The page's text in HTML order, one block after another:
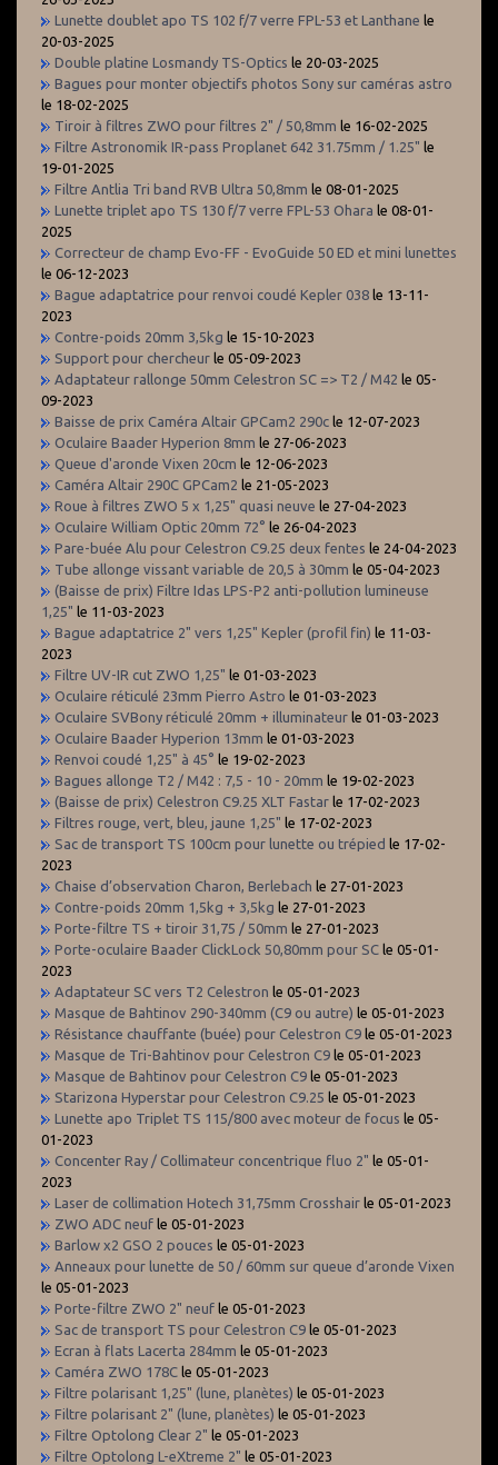
Lunette doublet apo TS 102 f/7 verre FPL-53 et Lanthane le
20-03-2025
Double platine Losmandy TS-Optics le 20-03-2025
Bagues pour monter objectifs photos Sony sur caméras astro
le 18-02-2025
Tiroir à filtres ZWO pour filtres 2" / 50,8mm le 16-02-2025
Filtre Astronomik IR-pass Proplanet 642 31.75mm / 1.25" le
19-01-2025
Filtre Antlia Tri band RVB Ultra 50,8mm le 08-01-2025
Lunette triplet apo TS 130 f/7 verre FPL-53 Ohara le 08-01-
2025
Correcteur de champ Evo-FF - EvoGuide 50 ED et mini lunettes
le 06-12-2023
Bague adaptatrice pour renvoi coudé Kepler 038 le 13-11-
2023
Contre-poids 20mm 3,5kg le 15-10-2023
Support pour chercheur le 05-09-2023
Adaptateur rallonge 50mm Celestron SC => T2 / M42 le 05-
09-2023
Baisse de prix Caméra Altair GPCam2 290c le 12-07-2023
Oculaire Baader Hyperion 8mm le 27-06-2023
Queue d'aronde Vixen 20cm le 12-06-2023
Caméra Altair 290C GPCam2 le 21-05-2023
Roue à filtres ZWO 5 x 1,25" quasi neuve le 27-04-2023
Oculaire William Optic 20mm 72° le 26-04-2023
Pare-buée Alu pour Celestron C9.25 deux fentes le 24-04-2023
Tube allonge vissant variable de 20,5 à 30mm le 05-04-2023
(Baisse de prix) Filtre Idas LPS-P2 anti-pollution lumineuse
1,25" le 11-03-2023
Bague adaptatrice 2" vers 1,25" Kepler (profil fin) le 11-03-
2023
Filtre UV-IR cut ZWO 1,25" le 01-03-2023
Oculaire réticulé 23mm Pierro Astro le 01-03-2023
Oculaire SVBony réticulé 20mm + illuminateur le 01-03-2023
Oculaire Baader Hyperion 13mm le 01-03-2023
Renvoi coudé 1,25" à 45° le 19-02-2023
Bagues allonge T2 / M42 : 7,5 - 10 - 20mm le 19-02-2023
(Baisse de prix) Celestron C9.25 XLT Fastar le 17-02-2023
Filtres rouge, vert, bleu, jaune 1,25" le 17-02-2023
Sac de transport TS 100cm pour lunette ou trépied le 17-02-
2023
Chaise d’observation Charon, Berlebach le 27-01-2023
Contre-poids 20mm 1,5kg + 3,5kg le 27-01-2023
Porte-filtre TS + tiroir 31,75 / 50mm le 27-01-2023
Porte-oculaire Baader ClickLock 50,80mm pour SC le 05-01-
2023
Adaptateur SC vers T2 Celestron le 05-01-2023
Masque de Bahtinov 290-340mm (C9 ou autre) le 05-01-2023
Résistance chauffante (buée) pour Celestron C9 le 05-01-2023
Masque de Tri-Bahtinov pour Celestron C9 le 05-01-2023
Masque de Bahtinov pour Celestron C9 le 05-01-2023
Starizona Hyperstar pour Celestron C9.25 le 05-01-2023
Lunette apo Triplet TS 115/800 avec moteur de focus le 05-
01-2023
Concenter Ray / Collimateur concentrique fluo 2" le 05-01-
2023
Laser de collimation Hotech 31,75mm Crosshair le 05-01-2023
ZWO ADC neuf le 05-01-2023
Barlow x2 GSO 2 pouces le 05-01-2023
Anneaux pour lunette de 50 / 60mm sur queue d’aronde Vixen
le 05-01-2023
Porte-filtre ZWO 2" neuf le 05-01-2023
Sac de transport TS pour Celestron C9 le 05-01-2023
Ecran à flats Lacerta 284mm le 05-01-2023
Caméra ZWO 178C le 05-01-2023
Filtre polarisant 1,25" (lune, planètes) le 05-01-2023
Filtre polarisant 2" (lune, planètes) le 05-01-2023
Filtre Optolong Clear 2" le 05-01-2023
Filtre Optolong L-eXtreme 2" le 05-01-2023